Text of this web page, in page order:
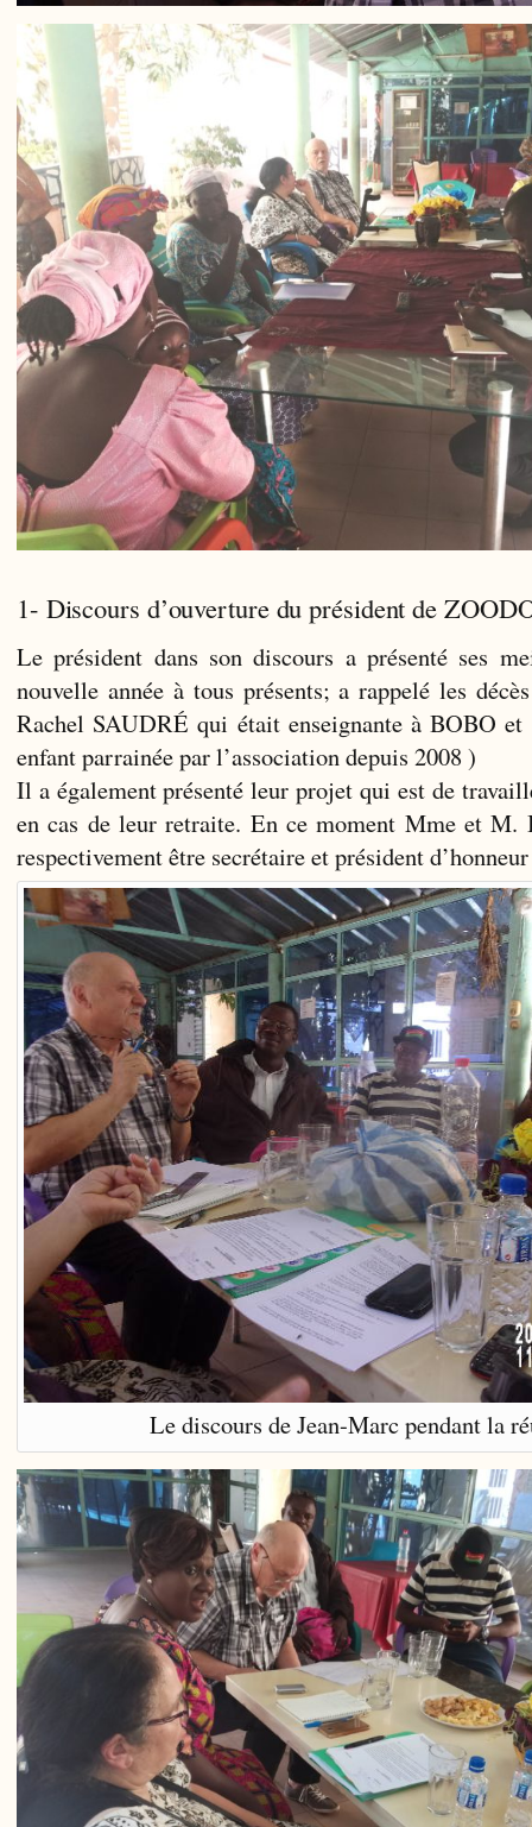
1- Discours d’ouverture du président de
Le président dans son discours a présenté ses
nouvelle année à tous présents; a rappelé les
Rachel SAUDRÉ qui était enseignante à BOBO
enfant parrainée par l’association depuis 2008 )
Il a également présenté leur projet qui est de
en cas de leur retraite. En ce moment Mme et M.
respectivement être secrétaire et président
Le discours de Jean-Marc pendant la